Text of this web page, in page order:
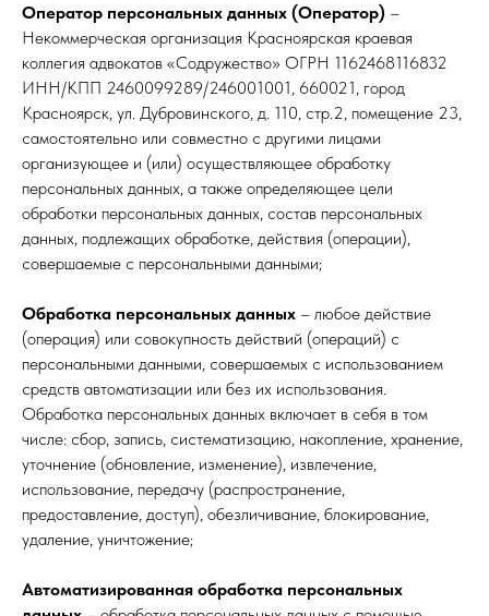
Оператор персональных данных (Оператор) –
Некоммерческая организация Красноярская краевая
коллегия адвокатов «Содружество» ОГРН 1162468116832
ИНН/КПП 2460099289/246001001, 660021, город
Красноярск, ул. Дубровинского, д. 110, стр.2, помещение 23,
самостоятельно или совместно с другими лицами
организующее и (или) осуществляющее обработку
персональных данных, а также определяющее цели
обработки персональных данных, состав персональных
данных, подлежащих обработке, действия (операции),
совершаемые с персональными данными;
Обработка персональных данных – любое действие
(операция) или совокупность действий (операций) с
персональными данными, совершаемых с использованием
средств автоматизации или без их использования.
Обработка персональных данных включает в себя в том
числе: сбор, запись, систематизацию, накопление, хранение,
уточнение (обновление, изменение), извлечение,
использование, передачу (распространение,
предоставление, доступ), обезличивание, блокирование,
удаление, уничтожение;
Автоматизированная обработка персональных